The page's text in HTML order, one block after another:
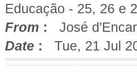
Educação - 25, 26 e
From : José
Date : Tue, 21 Jul